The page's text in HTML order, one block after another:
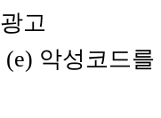
광고
(e) 악성코드를